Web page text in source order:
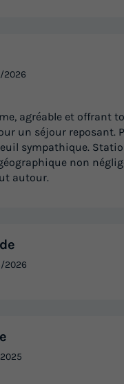
2026
agréable et offrant
un séjour reposant.
sympathique.
non
autour.
2026